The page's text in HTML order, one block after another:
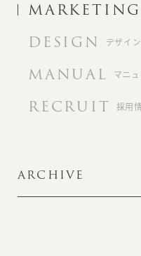
MARKETING
DESIGN デザイ
MANUAL マニ
RECRUIT 採用
ARCHIVE